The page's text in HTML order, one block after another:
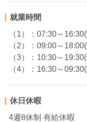
就業時間
（1）：07:30～
（2）：09:00～
（3）：10:30～
（4）：16:30～
休日休暇
4週8休制 有給休暇